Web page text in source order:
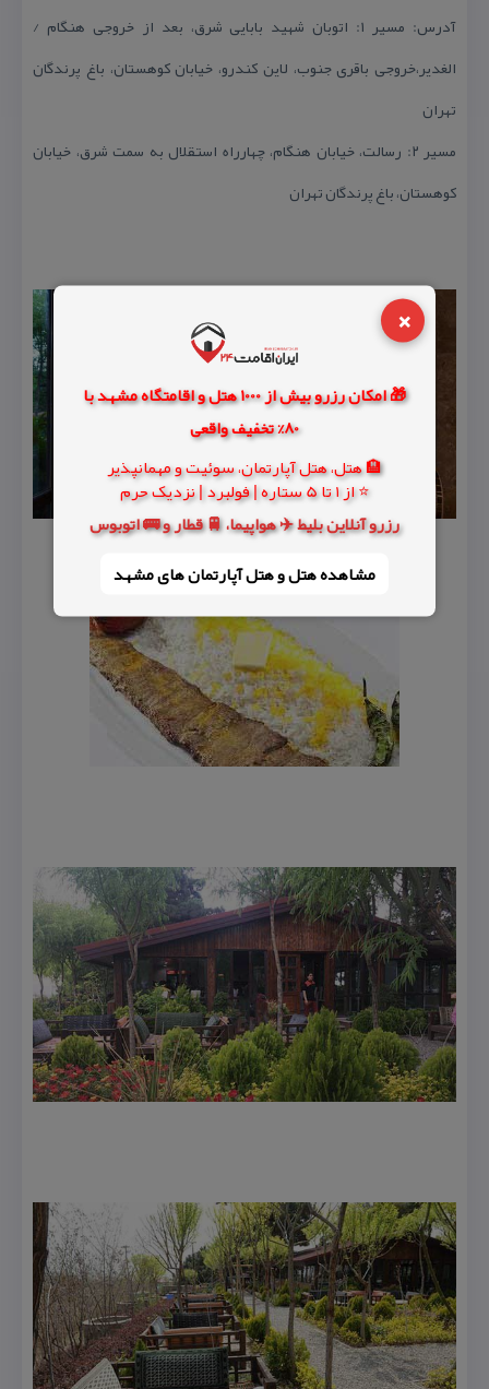
×
🎁 امکان رزرو بیش از 1000 هتل و اقامتگاه مشهد با
80% تخفیف واقعی
🏨 هتل، هتل آپارتمان، سوئیت و مهمانپذیر
⭐ از 1 تا 5 ستاره | فولبرد | نزدیک حرم
رزرو آنلاین بلیط ✈️ هواپیما، 🚆 قطار و 🚌 اتوبوس
مشاهده هتل و هتل‌ آپارتمان های مشهد
آدرس: مسیر ۱: اتوبان شهید بابایی شرق، بعد از خروجی هنگام /
الغدیر،خروجی باقری جنوب، لاین كندرو، خیابان كوهستان، باغ پرندگان
تهران
مسیر ۲: رسالت، خیابان هنگام، چهارراه استقلال به سمت شرق، خیابان
كوهستان، باغ پرندگان تهران